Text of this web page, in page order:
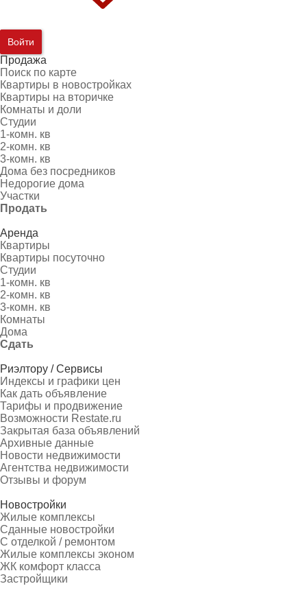
Войти
Продажа
Поиск по карте
Квартиры в новостройках
Квартиры на вторичке
Комнаты и доли
Студии
1-комн. кв
2-комн. кв
3-комн. кв
Дома без посредников
Недорогие дома
Участки
Продать
Аренда
Квартиры
Квартиры посуточно
Студии
1-комн. кв
2-комн. кв
3-комн. кв
Комнаты
Дома
Сдать
Риэлтору / Сервисы
Индексы и графики цен
Как дать объявление
Тарифы и продвижение
Возможности Restate.ru
Закрытая база объявлений
Архивные данные
Новости недвижимости
Агентства недвижимости
Отзывы и форум
Новостройки
Жилые комплексы
Сданные новостройки
С отделкой / ремонтом
Жилые комплексы эконом
ЖК комфорт класса
Застройщики